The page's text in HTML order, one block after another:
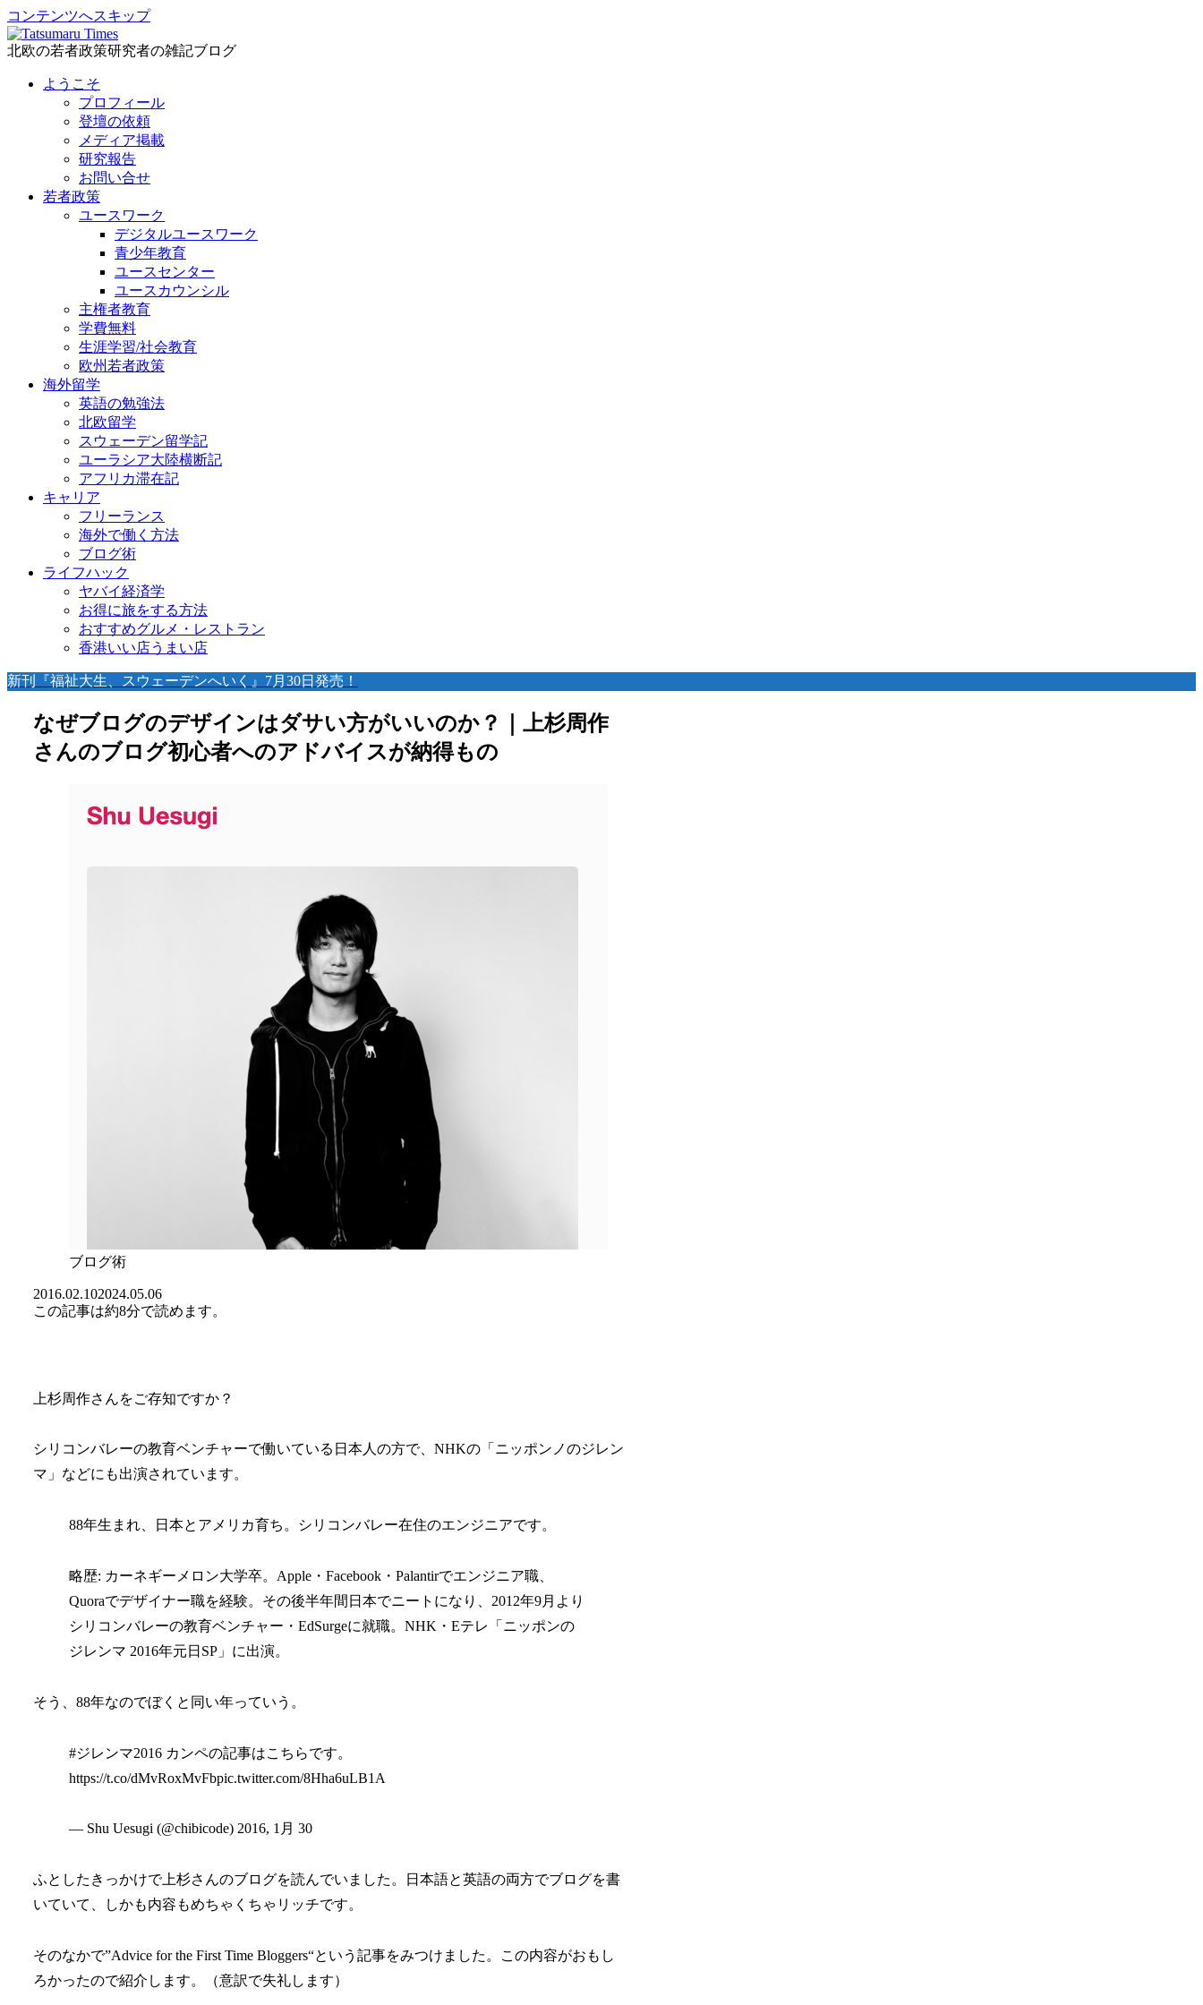
コンテンツへスキップ
北欧の若者政策研究者の雑記ブログ
ようこそ
プロフィール
登壇の依頼
メディア掲載
研究報告
お問い合せ
若者政策
ユースワーク
デジタルユースワーク
青少年教育
ユースセンター
ユースカウンシル
主権者教育
学費無料
生涯学習/社会教育
欧州若者政策
海外留学
英語の勉強法
北欧留学
スウェーデン留学記
ユーラシア大陸横断記
アフリカ滞在記
キャリア
フリーランス
海外で働く方法
ブログ術
ライフハック
ヤバイ経済学
お得に旅をする方法
おすすめグルメ・レストラン
香港いい店うまい店
新刊『福祉大生、スウェーデンへいく』7月30日発売！
なぜブログのデザインはダサい方がいいのか？｜上杉周作
さんのブログ初心者へのアドバイスが納得もの
ブログ術
2016.02.102024.05.06
この記事は約8分で読めます。
上杉周作さんをご存知ですか？
シリコンバレーの教育ベンチャーで働いている日本人の方で、NHKの「ニッポンノのジレン
マ」などにも出演されています。
88年生まれ、日本とアメリカ育ち。シリコンバレー在住のエンジニアです。
略歴: カーネギーメロン大学卒。Apple・Facebook・Palantirでエンジニア職、
Quoraでデザイナー職を経験。その後半年間日本でニートになり、2012年9月より
シリコンバレーの教育ベンチャー・EdSurgeに就職。NHK・Eテレ「ニッポンの
ジレンマ 2016年元日SP」に出演。
そう、88年なのでぼくと同い年っていう。
#ジレンマ2016 カンペの記事はこちらです。
https://t.co/dMvRoxMvFbpic.twitter.com/8Hha6uLB1A
— Shu Uesugi (@chibicode) 2016, 1月 30
ふとしたきっかけで上杉さんのブログを読んでいました。日本語と英語の両方でブログを書
いていて、しかも内容もめちゃくちゃリッチです。
そのなかで”Advice for the First Time Bloggers“という記事をみつけました。この内容がおもし
ろかったので紹介します。（意訳で失礼します）